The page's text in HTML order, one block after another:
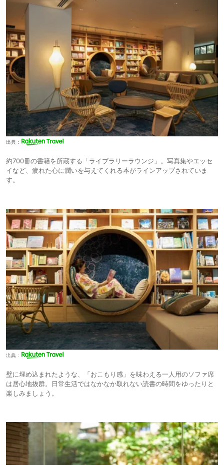
出典：
約700冊の書籍を所蔵する「ライブラリーラウンジ」。写真集やエッセ
イなど、疲れた心に潤いを与えてくれる本がラインアップされていま
す。
出典：
壁に埋め込まれたような、「おこもり感」を味わえる一人用のソファ席
は居心地抜群。日常生活ではなかなか取れない読書の時間をゆったりと
楽しみましょう。